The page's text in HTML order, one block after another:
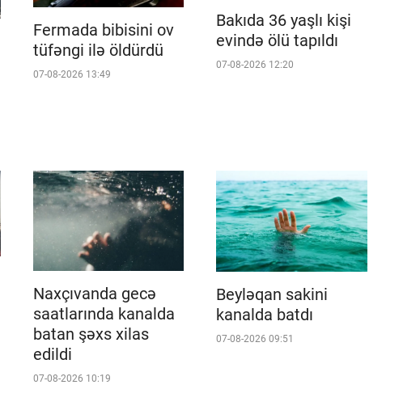
Fermada bibisini ov
tüfəngi ilə öldürdü
07-08-2026 13:49
Bakıda 36 yaşlı kişi
evində ölü tapıldı
07-08-2026 12:20
Naxçıvanda gecə
saatlarında kanalda
batan şəxs xilas
edildi
07-08-2026 10:19
Beyləqan sakini
kanalda batdı
07-08-2026 09:51